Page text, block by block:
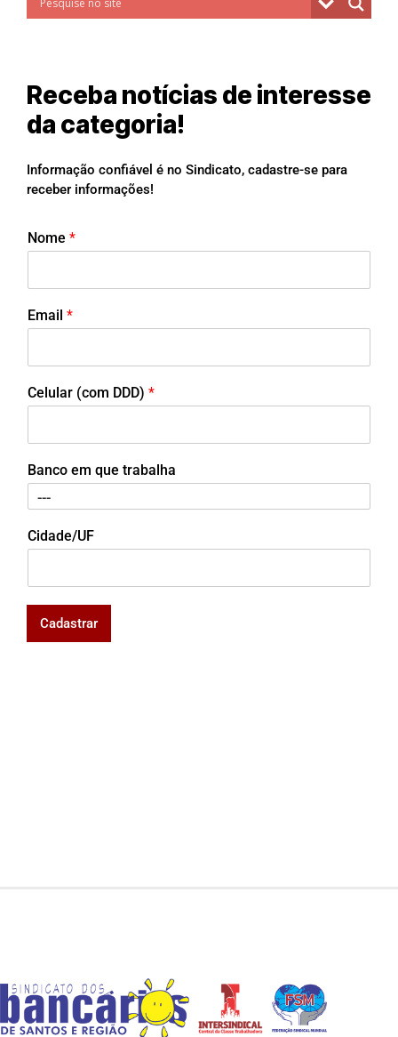
Receba notícias de interesse
da categoria!
Informação confiável é no Sindicato, cadastre-se para
receber informações!
Nome *
Email *
Celular (com DDD) *
Banco em que trabalha
Cidade/UF
Cadastrar